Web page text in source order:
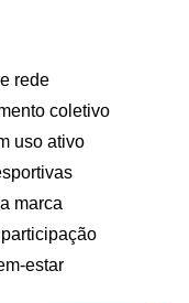
rede
coletivo
uso ativo
marca
estar